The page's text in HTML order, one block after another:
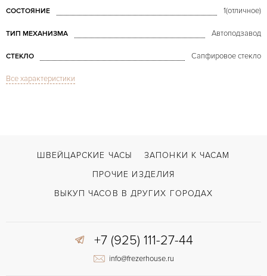
СОСТОЯНИЕ 1(отличное)
ТИП МЕХАНИЗМА Автоподзавод
СТЕКЛО Сапфировое стекло
ФУНКЦИИ
Двойной сложности застежка
ДЛИНА БРАСЛЕТА, ДЛИННАЯ СТОРОНА
Все характеристики
ШВЕЙЦАРСКИЕ ЧАСЫ
ЗАПОНКИ К ЧАСАМ
ПРОЧИЕ ИЗДЕЛИЯ
ВЫКУП ЧАСОВ В ДРУГИХ ГОРОДАХ
+7 (925) 111-27-44
info@frezerhouse.ru